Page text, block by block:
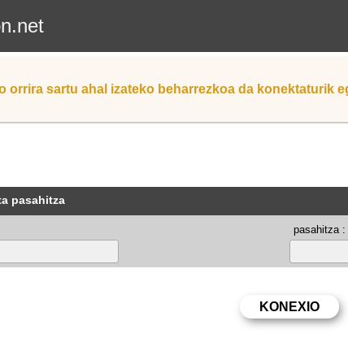
orrira sartu ahal izateko beharrezkoa da konektaturik
pasahitza
pasahitza :